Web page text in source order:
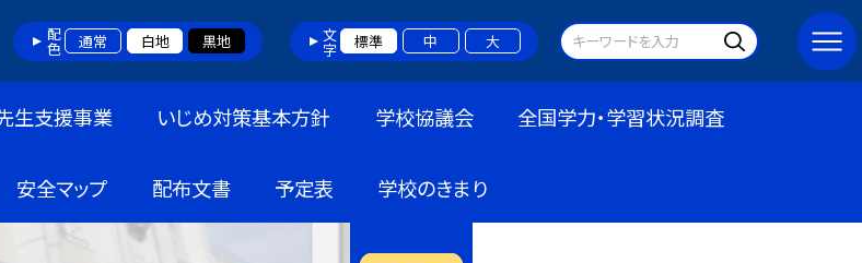
配色 通常 白地 黒地 文字 標準 中 大
生支援事業 いじめ対策基本方針 学校協議会 全国学力・学習状況調査
安全マップ 配布文書 予定表 学校のきまり